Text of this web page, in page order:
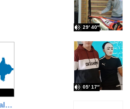
Los funáticos 5x04 - Especial despedida y chiste de la selva
29′ 40″
05′ 17″